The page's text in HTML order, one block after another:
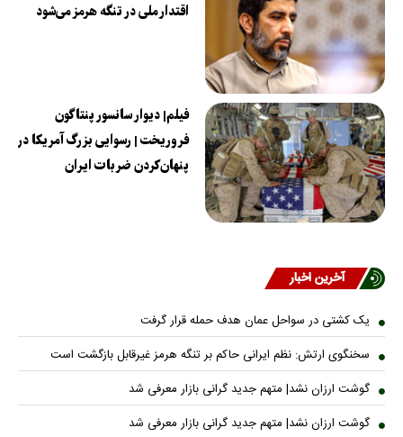
اقتدار ملی در تنگه هرمز می‌شود
فیلم| دیوار سانسور پنتاگون
فروریخت | رسوایی بزرگ آمریکا در
پنهان‌کردن ضربات ایران
آخرین اخبار
یک کشتی در سواحل عمان هدف حمله قرار گرفت
سخنگوی ارتش: نظم ایرانی حاکم بر تنگه هرمز غیرقابل بازگشت است
گوشت ارزان نشد| متهم جدید گرانی بازار معرفی شد
گوشت ارزان نشد| متهم جدید گرانی بازار معرفی شد